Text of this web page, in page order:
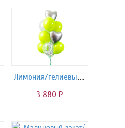
Лимония/гелиевые шары
3 880 руб.